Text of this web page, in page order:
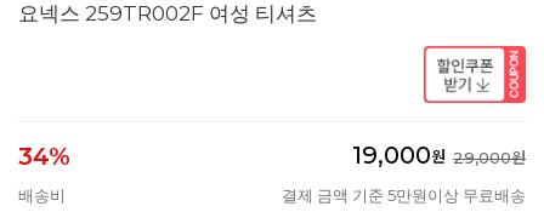
요넥스 259TR002F 여성 티셔츠
34% 19,000원 29,000원
배송비
결제 금액 기준 5만원이상 무료배송